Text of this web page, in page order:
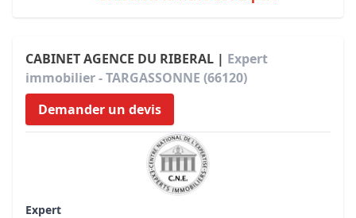
CABINET AGENCE DU RIBERAL | Expert
immobilier - TARGASSONNE (66120)
Demander un devis
Expert